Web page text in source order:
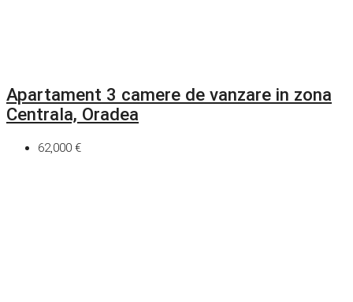
Apartament 3 camere de vanzare in zona
Centrala, Oradea
62,000 €